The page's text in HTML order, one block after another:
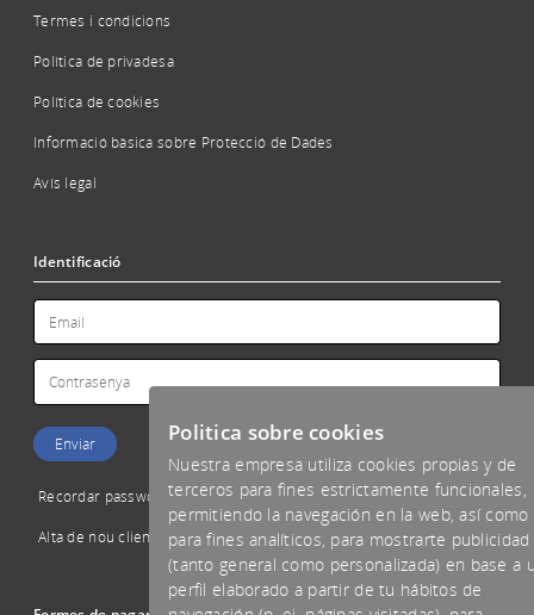
Termes i condicions
Política de privadesa
Política de cookies
Informació bàsica sobre Protecció de Dades
Avís legal
Identificació
Recordar password
Alta de nou client
Politica sobre cookies
Nuestra empresa utiliza cookies propias y de
terceros para fines estrictamente funcionales,
permitiendo la navegación en la web, así como
para fines analíticos, para mostrarte publicidad
(tanto general como personalizada) en base a
perfil elaborado a partir de tu hábitos de